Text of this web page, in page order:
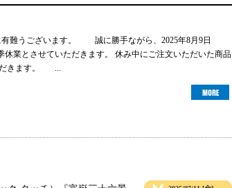
有難うございます。 誠に勝手ながら、2025年8月9日
休業とさせていただきます。 休み中にご注文いただいた商品
だきます。 ...